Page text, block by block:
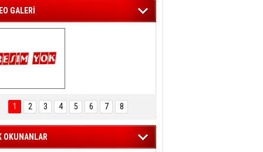
ÇİÇEK DAHİL 13 KİŞİ GÖZALTINDA
GALERİ
ENGELSİZ
FESTİVALİ
KONSERİ
MEST
1 2 3 4 5 6 7 8
OKUNANLAR